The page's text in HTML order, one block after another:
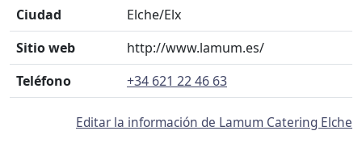
Ciudad
Elche/Elx
Sitio web
http://www.lamum.es/
Teléfono
+34 621 22 46 63
Editar la información de Lamum Catering Elche